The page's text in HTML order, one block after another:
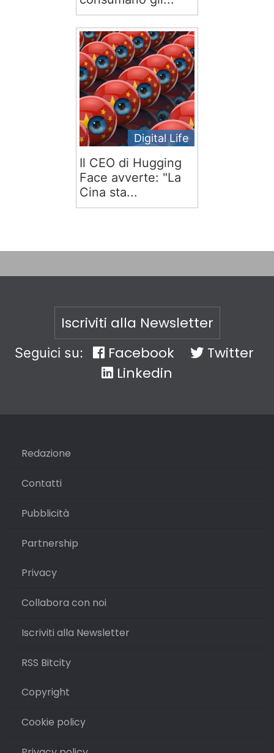
Digital Life
Il CEO di Hugging
Face avverte: "La
Cina sta...
Iscriviti alla Newsletter
Seguici su: Facebook
Twitter
Linkedin
Redazione
Contatti
Pubblicità
Partnership
Privacy
Collabora con noi
Iscriviti alla Newsletter
RSS Bitcity
Copyright
Cookie policy